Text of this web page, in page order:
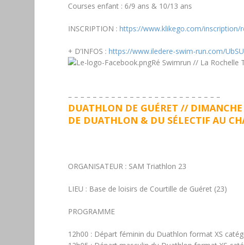
Courses enfant : 6/9 ans & 10/13 ans
INSCRIPTION : https://www.klikego.com/inscription/
+ D’INFOS : https://www.iledere-swim-run.com/
Ré Swimrun // La Rochelle
– – – – – – – – – – – – – – – – – – – – – – – – –
DUATHLON DE GUÉRET //
DE DUATHLON & DU SÉLECTIF AU
ORGANISATEUR : SAM Triathlon 23
LIEU : Base de loisirs de Courtille de Guéret (23)
PROGRAMME
12h00 : Départ féminin du Duathlon format XS